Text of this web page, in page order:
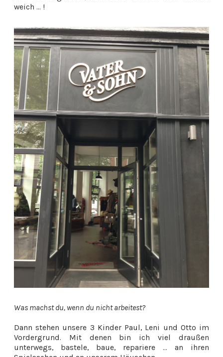
weich ... !
Was machst du, wenn du nicht arbeitest?
Dann stehen unsere 3 Kinder Paul, Leni und Otto im
Vordergrund. Mit denen bin ich viel draußen
unterwegs, bastele, baue, repariere ... an ihren